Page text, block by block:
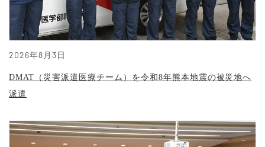
2026年8月3日
DMAT（災害派遣医療チーム）を令和8年熊本地震の被災地へ
派遣